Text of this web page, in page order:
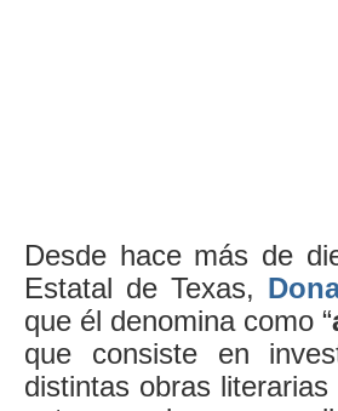
Desde hace más de
Estatal de Texas,
que él denomina como “
que consiste en
distintas obras